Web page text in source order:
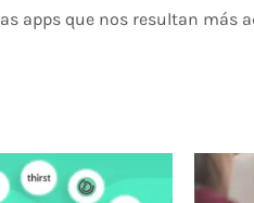
apps que nos resultan más